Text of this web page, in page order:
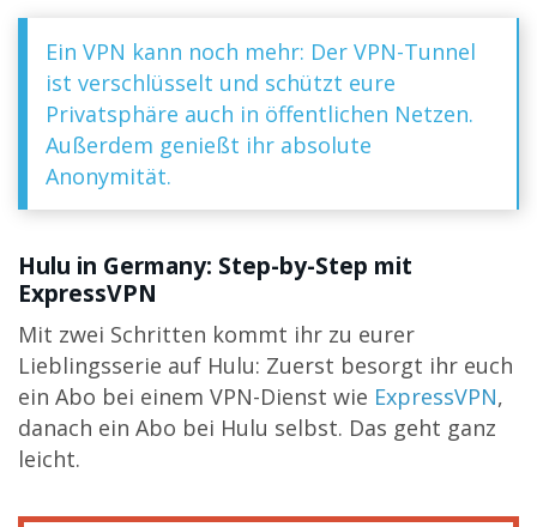
Ein VPN kann noch mehr: Der VPN-Tunnel
ist verschlüsselt und schützt eure
Privatsphäre auch in öffentlichen Netzen.
Außerdem genießt ihr absolute
Anonymität.
Hulu in Germany: Step-by-Step mit
ExpressVPN
Mit zwei Schritten kommt ihr zu eurer
Lieblingsserie auf Hulu: Zuerst besorgt ihr euch
ein Abo bei einem VPN-Dienst wie ExpressVPN,
danach ein Abo bei Hulu selbst. Das geht ganz
leicht.